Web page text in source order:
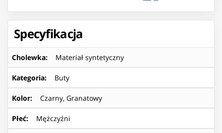
Specyfikacja
Cholewka: Materiał syntetyczny
Kategoria: Buty
Kolor: Czarny, Granatowy
Płeć: Mężczyźni